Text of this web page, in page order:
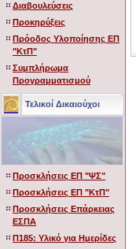
Διαβουλεύσεις
Προκηρύξεις
Πρόοδος Υλοποίησης ΕΠ
"ΚτΠ"
Συμπλήρωμα
Προγραμματισμού
Τελικοί Δικαιούχοι
Προσκλήσεις ΕΠ "ΨΣ"
Προσκλήσεις ΕΠ "ΚτΠ"
Προσκλήσεις Επάρκειας
ΕΣΠΑ
Π185: Υλικό για Ημερίδες